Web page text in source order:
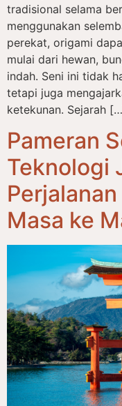
tradisional selama
menggunakan
perekat, origami
mulai dari hewan,
indah. Seni ini tidak
tetapi juga
ketekunan. Sejarah
Pameran
Teknologi
Masa ke